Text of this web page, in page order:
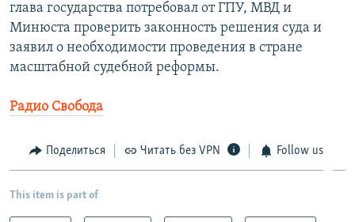
глава государства потребовал от ГПУ, МВД и
Минюста проверить законность решения суда и
заявил о необходимости проведения в стране
масштабной судебной реформы.
Радио Свобода
Поделиться Читать без VPN Follow us
This item is part of